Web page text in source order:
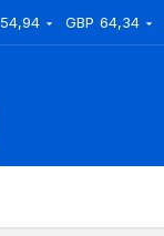
54,94 GBP 64,34